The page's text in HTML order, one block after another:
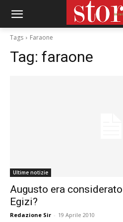
Tags Faraone
Tag: faraone
Ultime notizie
Augusto era
Egizi?
Redazione Sir - 19 Aprile 2010